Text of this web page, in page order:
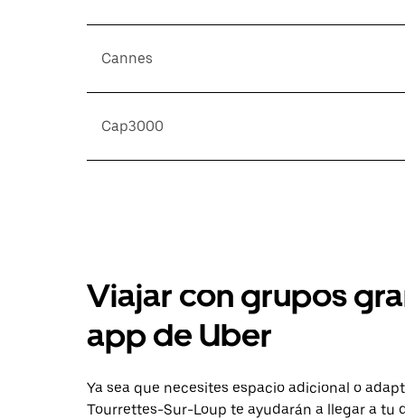
Cannes
Cap3000
Viajar con grupos
app de Uber
Ya sea que necesites espacio adicional o
Tourrettes-Sur-Loup te ayudarán a llegar a tu